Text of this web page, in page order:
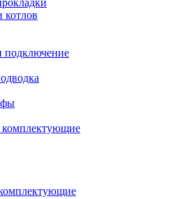
котлов
подключение
комплектующие